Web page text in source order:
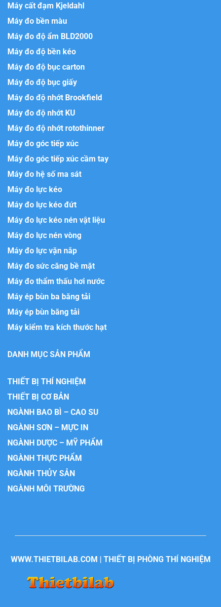
Máy cất đạm Kjeldahl
Máy đo bền màu
Máy đo độ ẩm BLD2000
Máy đo độ bền kéo
Máy đo độ bục carton
Máy đo độ bục giấy
Máy đo độ nhớt Brookfield
Máy đo độ nhớt KU
Máy đo độ nhớt rotothinner
Máy đo góc tiếp xúc
Máy đo góc tiếp xúc cầm tay
Máy đo hệ số ma sát
Máy đo lực kéo
Máy đo lực kéo đứt
Máy đo lực kéo nén vật liệu
Máy đo lực nén vòng
Máy đo lực vặn nắp
Máy đo sức căng bề mặt
Máy đo thẩm thấu hơi nước
Máy ép bùn ba băng tải
Máy ép bùn băng tải
Máy kiểm tra kích thước hạt
DANH MỤC SẢN PHẨM
THIẾT BỊ THÍ NGHIỆM
THIẾT BỊ CƠ BẢN
NGÀNH BAO BÌ – CAO SU
NGÀNH SƠN – MỰC IN
NGÀNH DƯỢC – MỸ PHẨM
NGÀNH THỰC PHẨM
NGÀNH THỦY SẢN
NGÀNH MÔI TRƯỜNG
WWW.THIETBILAB.COM | THIẾT BỊ PHÒNG THÍ NGHIỆM